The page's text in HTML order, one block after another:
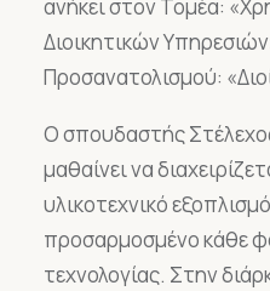
ανήκει στον Τομέα:
Διοικητικών
Προσανατολισμού:
Ο σπουδαστής
μαθαίνει να
υλικοτεχνικό
προσαρμοσμένο κάθε
τεχνολογίας. Στην